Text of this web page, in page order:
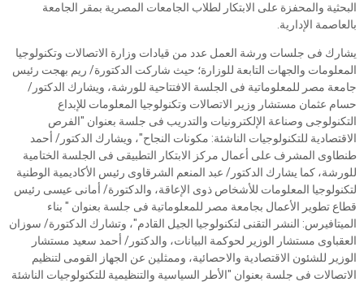
البحثية والمحفزة على الابتكار لطلاب الجامعات المصرية بمقر الجامعة
بالعاصمة الإدارية.
يشارك فى جلسات ورشة العمل عدد من قيادات وزارة الاتصالات وتكنولوجيا
المعلومات والجهات التابعة للوزارة؛ حيث شاركت الدكتورة/ ريم بهجت رئيس
جامعة مصر للمعلوماتية فى الجلسة الافتتاحية للورشة، ويشارك الدكتور/
حسام عثمان مستشار وزير الاتصالات وتكنولوجيا المعلومات للإبداع
التكنولوجى وصناعة الإلكترونيات والتدريب فى جلسة بعنوان "الفرص
الاقتصادية للتكنولوجيات الناشئة: مكونات النجاح"، ويشارك الدكتور/ أحمد
طنطاوى المشرف على أعمال مركز الابتكار التطبيقى فى الجلسة الختامية
للورشة، كما يشارك الدكتور/ عبد المنعم الشرقاوى رئيس الأكاديمية الوطنية
لتكنولوجيا المعلومات للأشخاص ذوى الإعاقة، والدكتورة/ أمانى عيسى رئيس
قطاع تطوير الأعمال بجامعة مصر للمعلوماتية فى جلسة بعنوان " بناء
الميتافيرس: النشر التقنى لتكنولوجيا الجيل القادم"، وتشارك الدكتورة/ سوزان
العقباوى مستشار الوزير لحوكمة البيانات، والدكتور/ أحمد سعيد مستشار
الوزير للشئون الاقتصادية والاحصائية، وممثلين عن الجهاز القومى لتنظيم
الاتصالات فى جلسة بعنوان "الأطر السياسية والتنظيمية للتكنولوجيات الناشئة